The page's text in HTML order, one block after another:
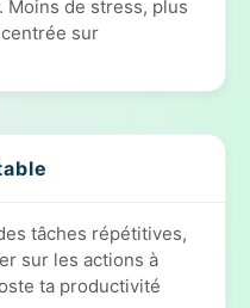
Moins de stress, plus
sur
tâches répétitives,
sur les actions à
ta productivité